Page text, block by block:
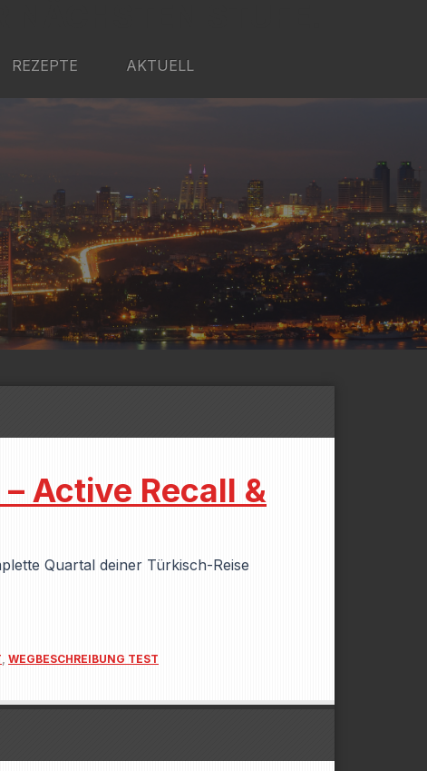
REZEPTE AKTUELL
Active Recall &
Quartal deiner Türkisch-Reise
, WEGBESCHREIBUNG TEST